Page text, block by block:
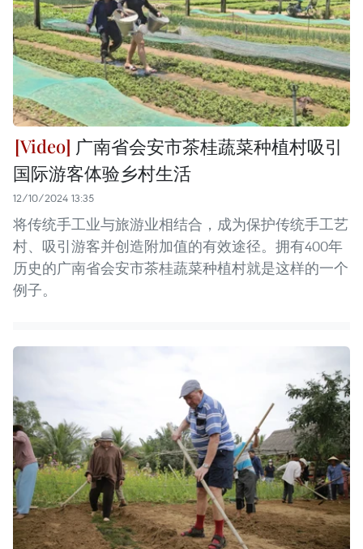
广南省会安市茶桂蔬菜种植村吸引
国际游客体验乡村生活
12/10/2024 13:35
将传统手工业与旅游业相结合，成为保护传统手工艺
村、吸引游客并创造附加值的有效途径。拥有400年
历史的广南省会安市茶桂蔬菜种植村就是这样的一个
例子。